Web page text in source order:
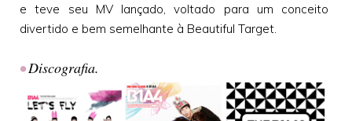
e teve seu MV lançado, voltado para um conceito
divertido e bem semelhante à Beautiful Target.
• Discografia.